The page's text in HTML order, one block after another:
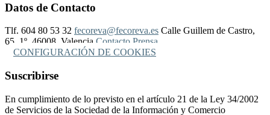
Datos de Contacto
Tlf. 604 80 53 32 fecoreva@fecoreva.es Calle Guillem de Castro,
65, 1º, 46008, Valencia Contacto Prensa
CONFIGURACIÓN DE COOKIES
Suscribirse
En cumplimiento de lo previsto en el artículo 21 de la Ley 34/2002
de Servicios de la Sociedad de la Información y Comercio